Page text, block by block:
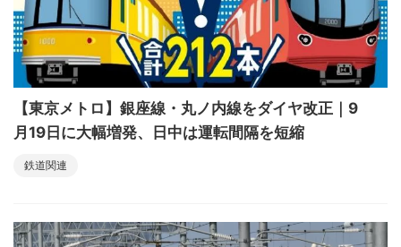
【東京メトロ】銀座線・丸ノ内線をダイヤ改正｜9
月19日に大幅増発、日中は運転間隔を短縮
鉄道関連